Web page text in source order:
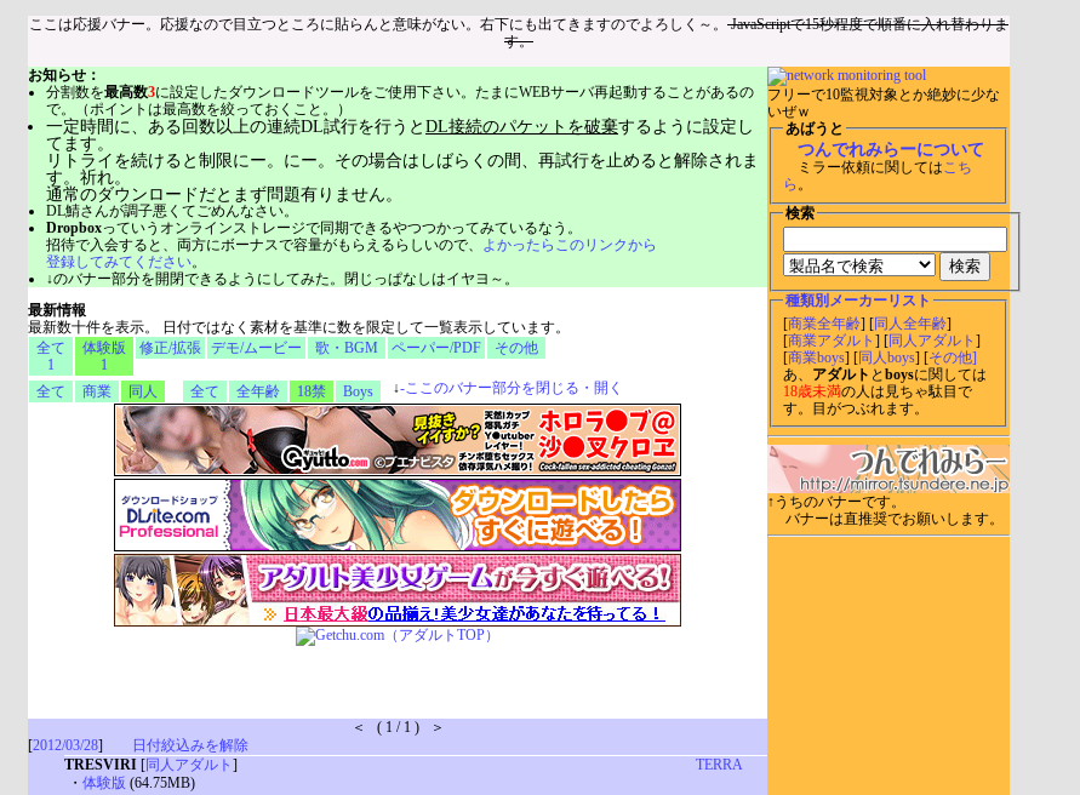
ここは応援バナー。応援なので目立つところに貼らんと意味がない。右下にも出てきますのでよろしく～。 JavaScriptで15秒程度で順番に入れ替わりま
す。
フリーで10監視対象とか絶妙に少な
いぜｗ
あばうと
つんでれみらーについて
ミラー依頼に関してはこち
ら 。
検索
種類別メーカーリスト
[商業全年齢 ] [同人全年齢]
[商業アダルト ] [同人アダルト ]
[商業boys] [同人boys ] [その他]
あ、 アダルト とboysに関しては
18歳未満の人は見ちゃ駄目で
す。目がつぶれます。
↑うちのバナーです。
バナーは直推奨でお願いします。
お知らせ：
分割数を最高数3に設定したダウンロードツールをご使用下さい。たまにWEBサーバ再起動することがあるの
で。（ポイントは最高数を絞っておくこと。）
一定時間に、ある回数以上の連続DL試行を行うとDL接続のパケットを破棄するように設定し
てます。
リトライを続けると制限にー。にー。その場合はしばらくの間、再試行を止めると解除されま
す。祈れ。
通常のダウンロードだとまず問題有りません。
DL鯖さんが調子悪くてごめんなさい。
Dropboxっていうオンラインストレージで同期できるやつつかってみているなう。
招待で入会すると、両方にボーナスで容量がもらえるらしいので、 よかったらこのリンクから
登録してみてください。
↓のバナー部分を開閉できるようにしてみた。閉じっぱなしはイヤヨ～。
最新情報
最新数十件を表示。 日付ではなく素材を基準に数を限定して一覧表示しています。
全て
1
体験版
1
修正/拡張 デモ/ムービー 歌・BGM ペーパー/PDF その他
全て 商業 同人 全て 全年齢 18禁 Boys ↓-ここのバナー部分を閉じる・開く
＜ ( 1 / 1 ) ＞
[2012/03/28]
日付絞込みを解除
TRESVIRI [同人アダルト ]
TERRA
・ 体験版 (64.75MB)